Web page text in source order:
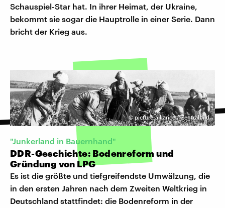
Schauspiel-Star hat. In ihrer Heimat, der Ukraine,
bekommt sie sogar die Hauptrolle in einer Serie. Dann
bricht der Krieg aus.
©picture-alliance / Zentralbild
"Junkerland in Bauernhand"
DDR-Geschichte: Bodenreform und
Gründung von LPG
Es ist die größte und tiefgreifendste Umwälzung, die
in den ersten Jahren nach dem Zweiten Weltkrieg in
Deutschland stattfindet: die Bodenreform in der